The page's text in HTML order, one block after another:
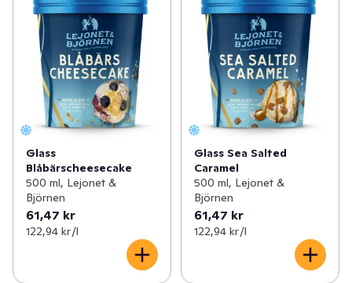
Glass
Blåbärscheesecake
500 ml, Lejonet &
Björnen
61,47 kr
122,94 kr /l
Glass Sea Salted
Caramel
500 ml, Lejonet &
Björnen
61,47 kr
122,94 kr /l